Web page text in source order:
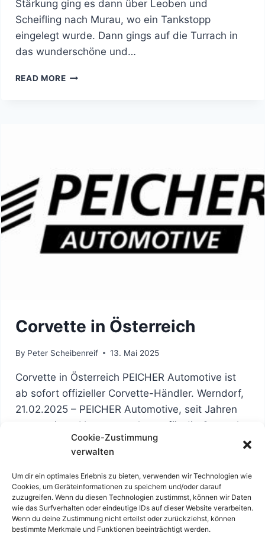
Cookie-Zustimmung
verwalten
Um dir ein optimales Erlebnis zu bieten, verwenden wir Technologien wie
Cookies, um Geräteinformationen zu speichern und/oder darauf
zuzugreifen. Wenn du diesen Technologien zustimmst, können wir Daten
wie das Surfverhalten oder eindeutige IDs auf dieser Website verarbeiten.
Wenn du deine Zustimmung nicht erteilst oder zurückziehst, können
bestimmte Merkmale und Funktionen beeinträchtigt werden.
Stärkung ging es dann über Leoben und
Scheifling nach Murau, wo ein Tankstopp
eingelegt wurde. Dann gings auf die Turrach in
das wunderschöne und…
READ MORE SEASON
Corvette in Österreich
By Peter Scheibenreif 13. Mai 2025
Corvette in Österreich PEICHER Automotive ist
ab sofort offizieller Corvette-Händler. Werndorf,
21.02.2025 – PEICHER Automotive, seit Jahren
renommierte Vertragswerkstatt für die General
Motors-Marken Chevrolet, Corvette, Cadillac und
GMC, freut sich bekannt zu geben, dass das
Unternehmen ab sofort offizieller Corvette-
Händler in Österreich ist. Damit ist PEICHER die
erste Anlaufstelle für alle Corvette-Enthusiasten
im Land. Corvette-Vielfalt…